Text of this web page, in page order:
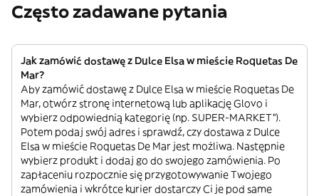
Często zadawane pytania
Jak zamówić dostawę z Dulce Elsa w mieście Roquetas De
Mar?
Aby zamówić dostawę z Dulce Elsa w mieście Roquetas De
Mar, otwórz stronę internetową lub aplikację Glovo i
wybierz odpowiednią kategorię (np. SUPER-MARKET”).
Potem podaj swój adres i sprawdź, czy dostawa z Dulce
Elsa w mieście Roquetas De Mar jest możliwa. Następnie
wybierz produkt i dodaj go do swojego zamówienia. Po
zapłaceniu rozpocznie się przygotowywanie Twojego
zamówienia i wkrótce kurier dostarczy Ci je pod same